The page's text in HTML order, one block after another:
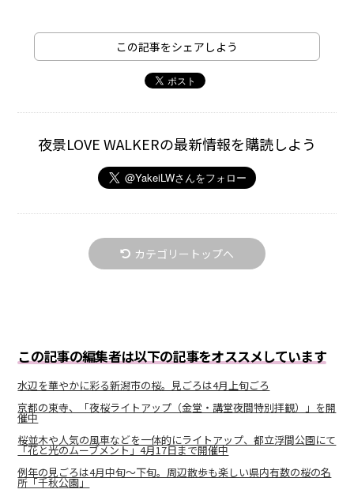
この記事をシェアしよう
夜景LOVE WALKERの最新情報を購読しよう
カテゴリートップへ
この記事の編集者は以下の記事をオススメしています
水辺を華やかに彩る新潟市の桜。見ごろは4月上旬ごろ
京都の東寺、「夜桜ライトアップ（金堂・講堂夜間特別拝観）」を開
催中
桜並木や人気の風車などを一体的にライトアップ、都立浮間公園にて
「花と光のムーブメント」4月17日まで開催中
例年の見ごろは4月中旬～下旬。周辺散歩も楽しい県内有数の桜の名
所「千秋公園」